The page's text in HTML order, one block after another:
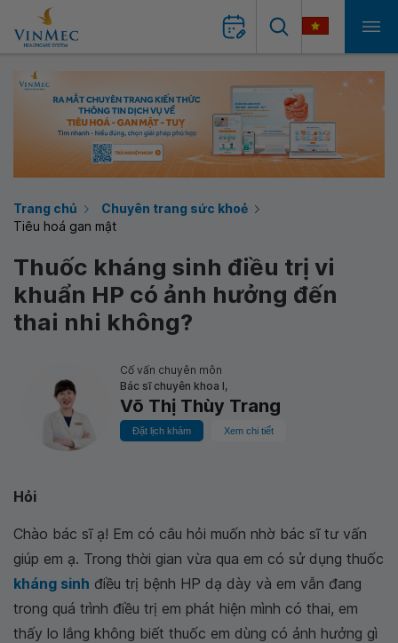
Trang chủ
Chuyên trang sức khoẻ
Tiêu hoá gan mật
Thuốc kháng sinh điều trị vi
khuẩn HP có ảnh hưởng đến
thai nhi không?
Cố vấn chuyên môn
Bác sĩ chuyên khoa I,
Võ Thị Thùy Trang
Đặt lịch khám Xem chi tiết
Hỏi
Chào bác sĩ ạ! Em có câu hỏi muốn nhờ bác sĩ tư vấn
giúp em ạ. Trong thời gian vừa qua em có sử dụng thuốc
kháng sinh điều trị bệnh HP dạ dày và em vẫn đang
trong quá trình điều trị em phát hiện mình có thai, em
thấy lo lắng không biết thuốc em dùng có ảnh hưởng gì